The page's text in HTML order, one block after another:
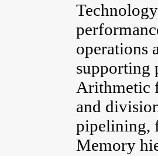
operations
supporting
Arithmetic
and
pipelining,
Memory